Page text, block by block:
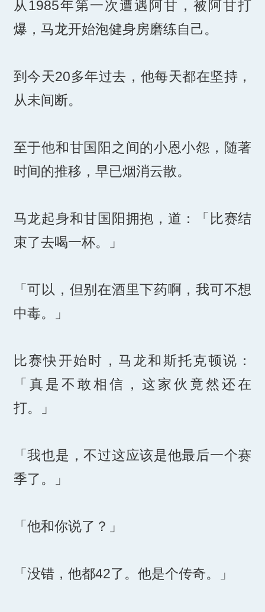
从1985年第一次遭遇阿甘，被阿甘打
爆，马龙开始泡健身房磨练自己。
到今天20多年过去，他每天都在坚持，
从未间断。
至于他和甘国阳之间的小恩小怨，随著
时间的推移，早已烟消云散。
马龙起身和甘国阳拥抱，道：「比赛结
束了去喝一杯。」
「可以，但别在酒里下药啊，我可不想
中毒。」
比赛快开始时，马龙和斯托克顿说：
「真是不敢相信，这家伙竟然还在
打。」
「我也是，不过这应该是他最后一个赛
季了。」
「他和你说了？」
「没错，他都42了。他是个传奇。」